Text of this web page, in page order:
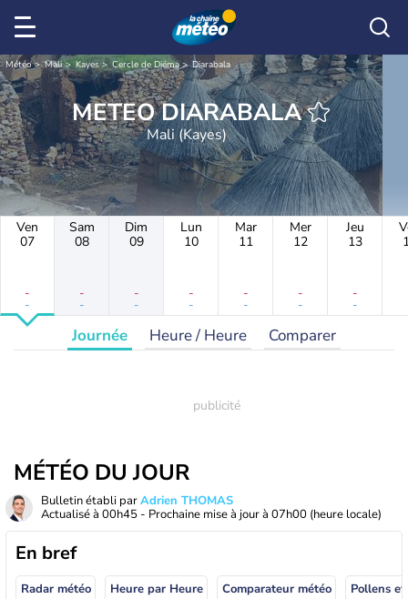
Météo Mali Kayes Cercle de Diéma Diarabala
METEO DIARABALA
Mali (Kayes)
Ven
07
-
-
Sam
08
-
-
Dim
09
-
-
Lun
10
-
-
Mar
11
-
-
Mer
12
-
-
Jeu
13
-
-
Journée Heure / Heure Comparer
MÉTÉO DU JOUR
Bulletin établi parAdrien THOMAS
Actualisé à 00h45 - Prochaine mise à jour à 07h00 (heure locale)
En bref
Radar météo Heure par Heure Comparateur météo Pollens